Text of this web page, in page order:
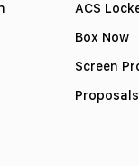
ACS
Box Now
Screen
Proposals